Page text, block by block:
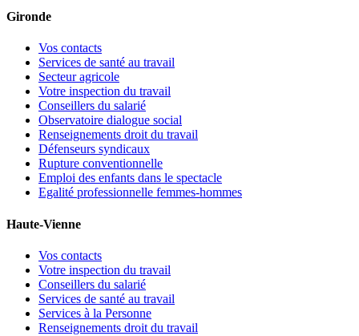
Gironde
Vos contacts
Services de santé au travail
Secteur agricole
Votre inspection du travail
Conseillers du salarié
Observatoire dialogue social
Renseignements droit du travail
Défenseurs syndicaux
Rupture conventionnelle
Emploi des enfants dans le spectacle
Egalité professionnelle femmes-hommes
Haute-Vienne
Vos contacts
Votre inspection du travail
Conseillers du salarié
Services de santé au travail
Services à la Personne
Renseignements droit du travail